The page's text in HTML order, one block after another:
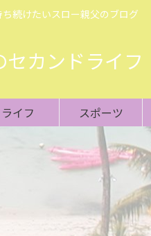
続けたいスロー親父のブログ
カンドライフ
ライフ スポーツ